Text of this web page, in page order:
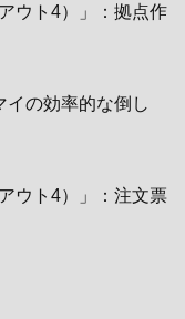
ウト4）」：拠点作
イの効率的な倒し
ウト4）」：注文票